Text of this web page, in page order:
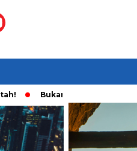
Bukan Main Sendiri, Ini